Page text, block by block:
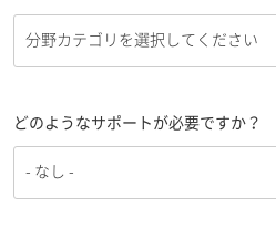
どのようなサポートが必要ですか？